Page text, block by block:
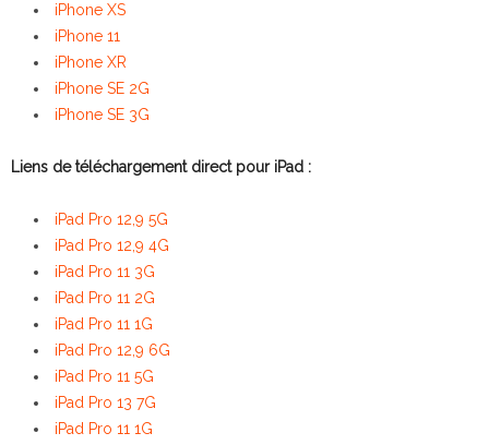
iPhone XS
iPhone 11
iPhone XR
iPhone SE 2G
iPhone SE 3G
Liens de téléchargement direct pour iPad :
iPad Pro 12,9 5G
iPad Pro 12,9 4G
iPad Pro 11 3G
iPad Pro 11 2G
iPad Pro 11 1G
iPad Pro 12,9 6G
iPad Pro 11 5G
iPad Pro 13 7G
iPad Pro 11 1G